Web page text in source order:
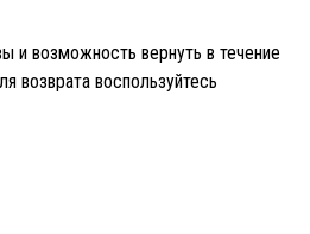
и возможность вернуть в течение
возврата воспользуйтесь